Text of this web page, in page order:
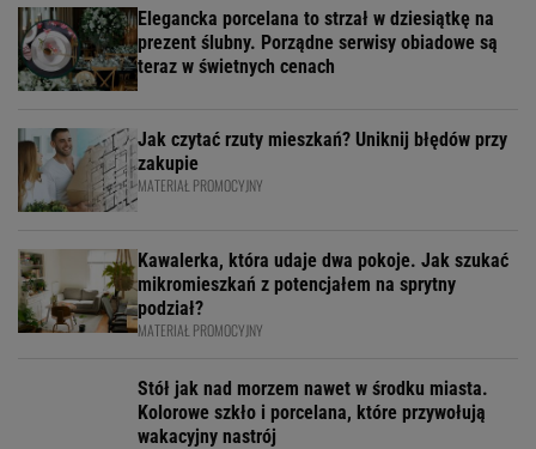
Elegancka porcelana to strzał w dziesiątkę na
prezent ślubny. Porządne serwisy obiadowe są
teraz w świetnych cenach
Jak czytać rzuty mieszkań? Uniknij błędów przy
zakupie
MATERIAŁ PROMOCYJNY
Kawalerka, która udaje dwa pokoje. Jak szukać
mikromieszkań z potencjałem na sprytny
podział?
MATERIAŁ PROMOCYJNY
Stół jak nad morzem nawet w środku miasta.
Kolorowe szkło i porcelana, które przywołują
wakacyjny nastrój